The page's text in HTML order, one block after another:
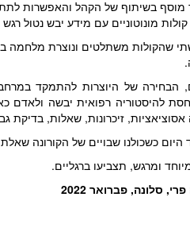
מוסף בשיתוף של הקהל והאפשרות
מונוטוניים עם מידע יבש נטול
שהקולות משתלטים ונוצרת מלחמה
הבחירה של היוצרות להתמקד
להיסטוריה רפואית יבשה ולאדם
זיכרונות, שאלות, בדיקת
היום כשכולנו שבויים של הקורונה
ומרגש, תצביעו ברגליים.
סלונה, פברואר 2022